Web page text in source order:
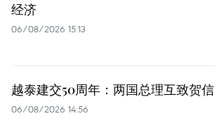
经济
06/08/2026 15:13
越泰建交50周年：两国总理互致贺信
06/08/2026 14:56